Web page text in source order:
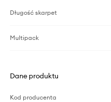
Długość skarpet
Multipack
Dane produktu
Kod producenta